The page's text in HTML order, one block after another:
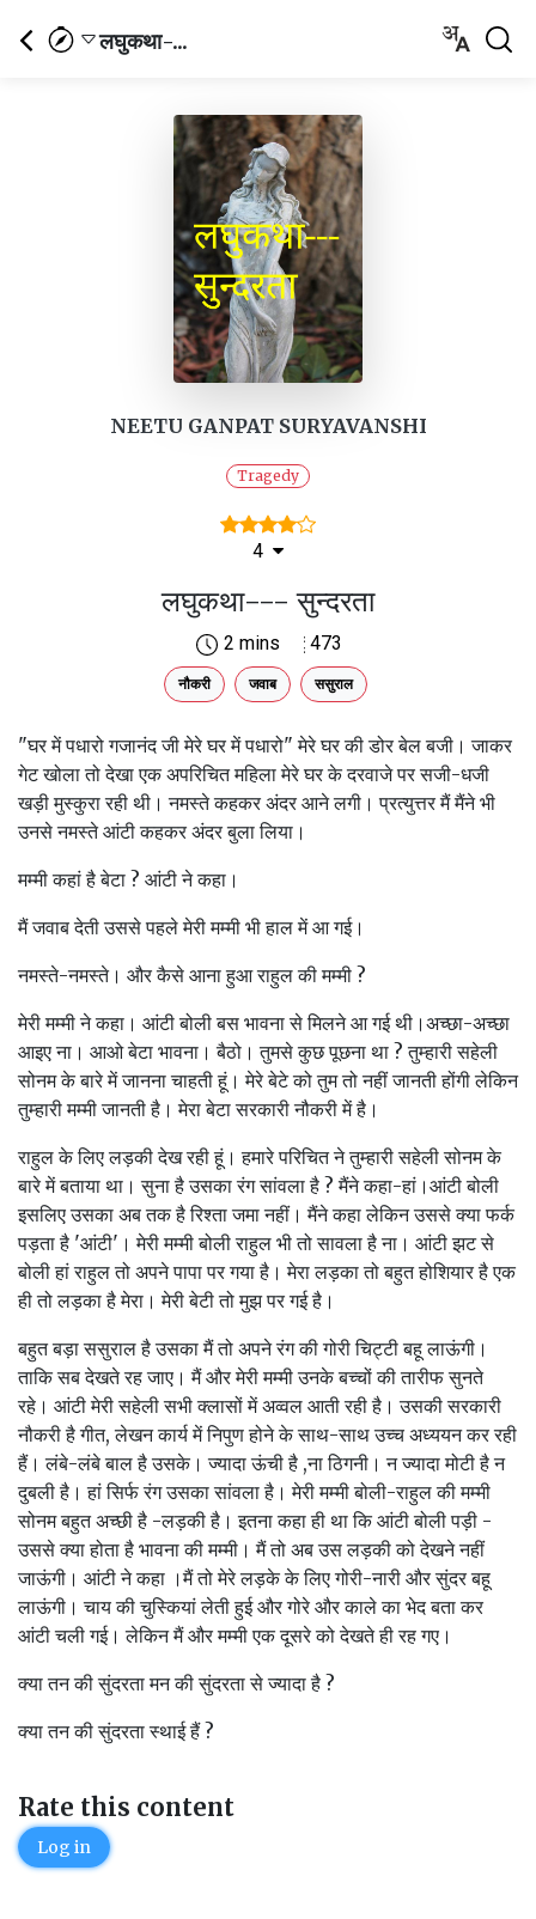
लघुकथा-...
NEETU GANPAT SURYAVANSHI
Tragedy
4
लघुकथा--- सुन्दरता
2 mins 473
नौकरी जवाब ससुराल
"घर में पधारो गजानंद जी मेरे घर में पधारो" मेरे घर की डोर बेल बजी। जाकर
गेट खोला तो देखा एक अपरिचित महिला मेरे घर के दरवाजे पर सजी-धजी
खड़ी मुस्कुरा रही थी। नमस्ते कहकर अंदर आने लगी। प्रत्युत्तर मैं मैंने भी
उनसे नमस्ते आंटी कहकर अंदर बुला लिया।
मम्मी कहां है बेटा ? आंटी ने कहा।
मैं जवाब देती उससे पहले मेरी मम्मी भी हाल में आ गई।
नमस्ते-नमस्ते। और कैसे आना हुआ राहुल की मम्मी ?
मेरी मम्मी ने कहा। आंटी बोली बस भावना से मिलने आ गई थी।अच्छा-अच्छा
आइए ना। आओ बेटा भावना। बैठो। तुमसे कुछ पूछना था ? तुम्हारी सहेली
सोनम के बारे में जानना चाहती हूं। मेरे बेटे को तुम तो नहीं जानती होंगी लेकिन
तुम्हारी मम्मी जानती है। मेरा बेटा सरकारी नौकरी में है।
राहुल के लिए लड़की देख रही हूं। हमारे परिचित ने तुम्हारी सहेली सोनम के
बारे में बताया था। सुना है उसका रंग सांवला है ? मैंने कहा-हां।आंटी बोली
इसलिए उसका अब तक है रिश्ता जमा नहीं। मैंने कहा लेकिन उससे क्या फर्क
पड़ता है 'आंटी'। मेरी मम्मी बोली राहुल भी तो सावला है ना। आंटी झट से
बोली हां राहुल तो अपने पापा पर गया है। मेरा लड़का तो बहुत होशियार है एक
ही तो लड़का है मेरा। मेरी बेटी तो मुझ पर गई है।
बहुत बड़ा ससुराल है उसका मैं तो अपने रंग की गोरी चिट्टी बहू लाऊंगी।
ताकि सब देखते रह जाए। मैं और मेरी मम्मी उनके बच्चों की तारीफ सुनते
रहे। आंटी मेरी सहेली सभी क्लासों में अव्वल आती रही है। उसकी सरकारी
नौकरी है गीत, लेखन कार्य में निपुण होने के साथ-साथ उच्च अध्ययन कर रही
हैं। लंबे-लंबे बाल है उसके। ज्यादा ऊंची है ,ना ठिगनी। न ज्यादा मोटी है न
दुबली है। हां सिर्फ रंग उसका सांवला है। मेरी मम्मी बोली-राहुल की मम्मी
सोनम बहुत अच्छी है -लड़की है। इतना कहा ही था कि आंटी बोली पड़ी -
उससे क्या होता है भावना की मम्मी। मैं तो अब उस लड़की को देखने नहीं
जाऊंगी। आंटी ने कहा ।मैं तो मेरे लड़के के लिए गोरी-नारी और सुंदर बहू
लाऊंगी। चाय की चुस्कियां लेती हुई और गोरे और काले का भेद बता कर
आंटी चली गई। लेकिन मैं और मम्मी एक दूसरे को देखते ही रह गए।
क्या तन की सुंदरता मन की सुंदरता से ज्यादा है ?
क्या तन की सुंदरता स्थाई हैं ?
Rate this content
Log in